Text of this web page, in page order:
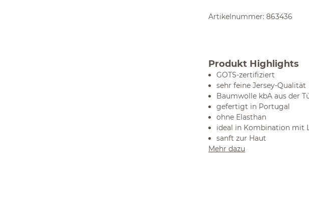
Artikelnummer: 863436
Produkt Highlights
GOTS-zertifiziert
sehr feine Jersey-Qualität
Baumwolle kbA aus der
gefertigt in Portugal
ohne Elasthan
ideal in Kombination mit
sanft zur Haut
Mehr dazu